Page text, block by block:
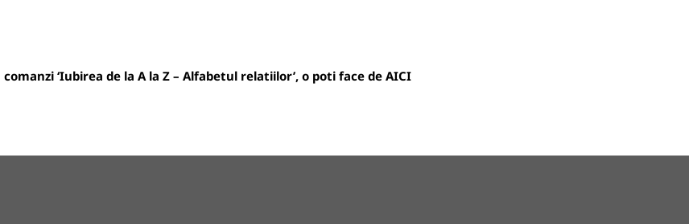
‘Iubirea de la A la Z – Alfabetul relatiilor’, o poti face de AICI